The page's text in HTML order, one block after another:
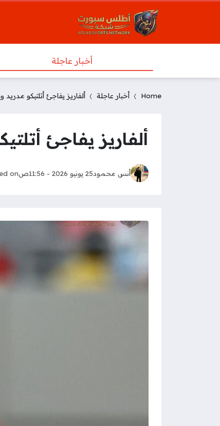
أخبار عاجلة
Home أخبار عاجلة ألفاريز يفاجئ أتلتيكو
ألفاريز يفاجئ
أنس محمود25 يونيو 2026 - 11:56ص on